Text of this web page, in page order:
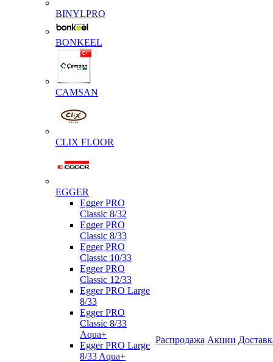
BINYLPRO
BONKEEL
CAMSAN
CLIX FLOOR
EGGER
Egger PRO
Classic 8/32
Egger PRO
Classic 8/33
Egger PRO
Classic 10/33
Egger PRO
Classic 12/33
Egger PRO Large
8/33
Egger PRO
Classic 8/33
Aqua+
Egger PRO Large
8/33 Aqua+
Распродажа Акции